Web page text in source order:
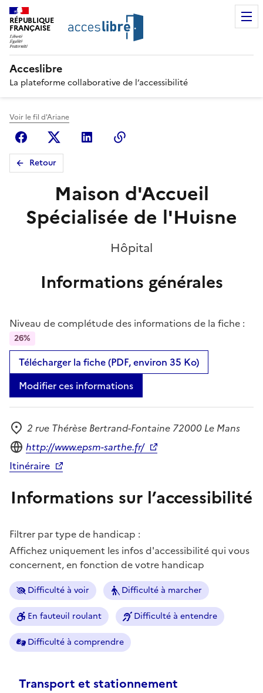
RÉPUBLIQUE
FRANÇAISE
Acceslibre
La plateforme collaborative de l’accessibilité
Voir le fil d'Ariane
FacebookX (anciennement Twitter)
Linkedin
Retour
Maison d'Accueil
Spécialisée de l'Huisne
Hôpital
Informations générales
Niveau de complétude des informations de la fiche :
26%
Télécharger la fiche (PDF, environ 35 Ko)
Modifier ces informations
Adresse
2 rue Thérèse Bertrand-Fontaine 72000 Le Mans
Site internet
http://www.epsm-sarthe.fr/
Itinéraire
Informations sur l’accessibilité
Filtrer par type de handicap :
Affichez uniquement les infos d'accessibilité qui vous
concernent, en fonction de votre handicap
Difficulté à voir Difficulté à marcher
En fauteuil roulant Difficulté à entendre
Difficulté à comprendre
Transport et stationnement